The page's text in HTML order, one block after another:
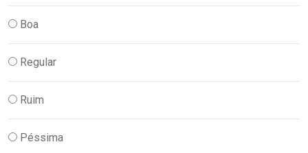
Boa
Regular
Ruim
Péssima